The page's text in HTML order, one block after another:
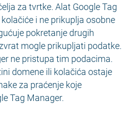
za tvrtke. Alat Google Tag
i ne prikuplja osobne
pokretanje drugih
mogle prikupljati podatke.
ne pristupa tim podacima.
domene ili kolačića ostaje
za praćenje koje
Tag Manager.